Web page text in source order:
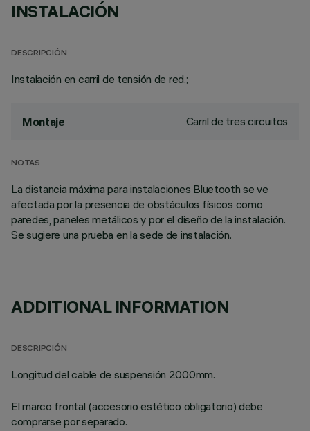
INSTALACIÓN
DESCRIPCIÓN
Instalación en carril de tensión de red.;
Montaje Carril de tres circuitos
NOTAS
La distancia máxima para instalaciones Bluetooth se ve
afectada por la presencia de obstáculos físicos como
paredes, paneles metálicos y por el diseño de la instalación.
Se sugiere una prueba en la sede de instalación.
ADDITIONAL INFORMATION
DESCRIPCIÓN
Longitud del cable de suspensión 2000mm.
El marco frontal (accesorio estético obligatorio) debe
comprarse por separado.